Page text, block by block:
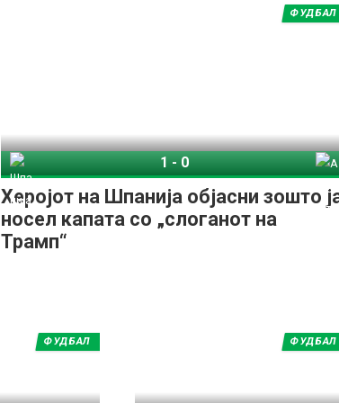
Херојот на Шпанија објасни зошто
носел капата со „слоганот на
Трамп“
ФУДБАЛ
1-0
ФУДБАЛ ФУДБАЛ